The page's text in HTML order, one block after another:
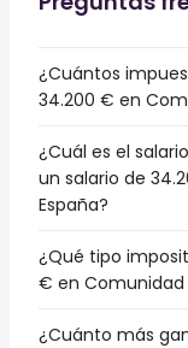
¿Cuántos
34.200 € en
¿Cuál es el
un salario de
España?
¿Qué tipo
€ en Comunidad
¿Cuánto más